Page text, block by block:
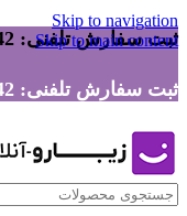
Skip to navigation
Skip to main content
ثبت سفارش تلفنی: 02191010242 (ساعات اداری)
ثبت سفارش تلفنی: 02191010242 (ساعات اداری)